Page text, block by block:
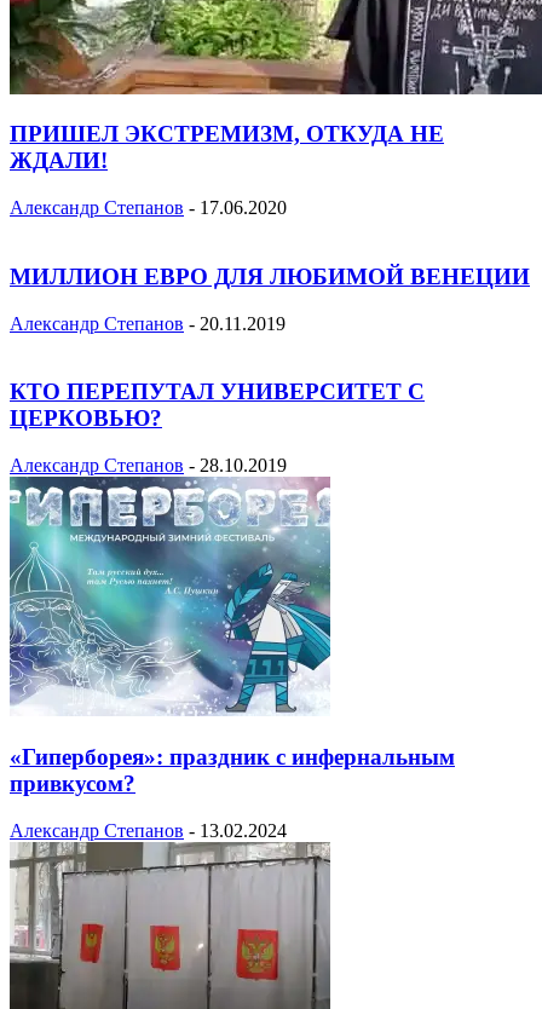
ПРИШЕЛ ЭКСТРЕМИЗМ, ОТКУДА НЕ
ЖДАЛИ!
Александр Степанов - 17.06.2020
МИЛЛИОН ЕВРО ДЛЯ ЛЮБИМОЙ ВЕНЕЦИИ
Александр Степанов - 20.11.2019
КТО ПЕРЕПУТАЛ УНИВЕРСИТЕТ С
ЦЕРКОВЬЮ?
Александр Степанов - 28.10.2019
«Гиперборея»: праздник с инфернальным
привкусом?
Александр Степанов - 13.02.2024